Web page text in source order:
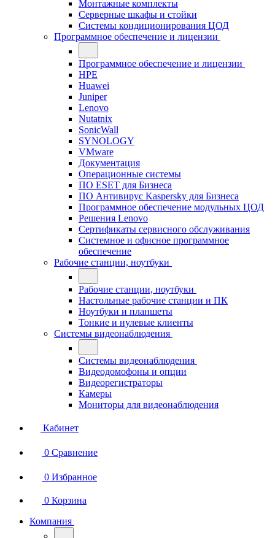
Монтажные комплекты
Серверные шкафы и стойки
Системы кондиционирования ЦОД
Программное обеспечение и лицензии
Программное обеспечение и лицензии
HPE
Huawei
Juniper
Lenovo
Nutatnix
SonicWall
SYNOLOGY
VMware
Документация
Операционные системы
ПО ESET для Бизнеса
ПО Антивирус Kaspersky для Бизнеса
Программное обеспечение модульных ЦОД
Решения Lenovo
Сертификаты сервисного обслуживания
Системное и офисное программное
обеспечение
Рабочие станции, ноутбуки
Рабочие станции, ноутбуки
Настольные рабочие станции и ПК
Ноутбуки и планшеты
Тонкие и нулевые клиенты
Системы видеонаблюдения
Системы видеонаблюдения
Видеодомофоны и опции
Видеорегистраторы
Камеры
Мониторы для видеонаблюдения
Кабинет
0 Сравнение
0 Избранное
0 Корзина
Компания